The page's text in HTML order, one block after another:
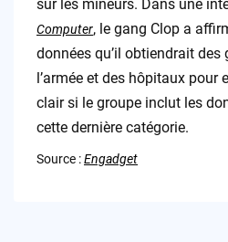
sur les mineurs. Dans une
Computer, le gang Clop a
données qu’il obtiendrait des
l’armée et des hôpitaux pour
clair si le groupe inclut les
cette dernière catégorie.
Source :Engadget